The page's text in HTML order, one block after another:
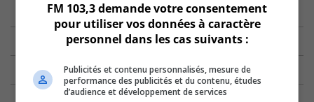
FM 103,3 demande votre consentement
pour utiliser vos données à caractère
personnel dans les cas suivants :
Publicités et contenu personnalisés, mesure de
performance des publicités et du contenu, études
d’audience et développement de services